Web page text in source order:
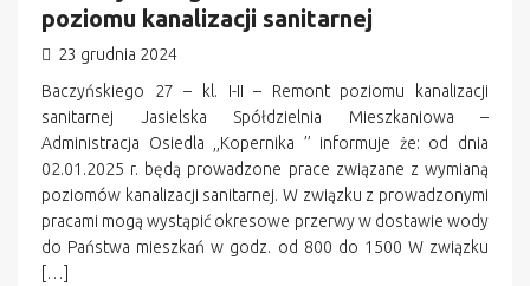
poziomu kanalizacji sanitarnej
23 grudnia 2024
Baczyńskiego 27 – kl. I-II – Remont poziomu kanalizacji
sanitarnej Jasielska Spółdzielnia Mieszkaniowa –
Administracja Osiedla ,,Kopernika ’’ informuje że: od dnia
02.01.2025 r. będą prowadzone prace związane z wymianą
poziomów kanalizacji sanitarnej. W związku z prowadzonymi
pracami mogą wystąpić okresowe przerwy w dostawie wody
do Państwa mieszkań w godz. od 800 do 1500 W związku
[…]